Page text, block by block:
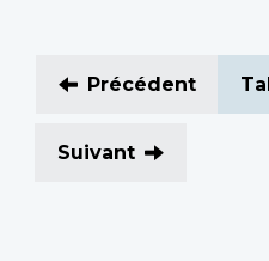
Précédent
Suivant